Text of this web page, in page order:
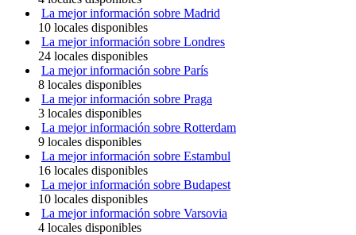
La mejor información sobre Madrid
10 locales disponibles
La mejor información sobre Londres
24 locales disponibles
La mejor información sobre París
8 locales disponibles
La mejor información sobre Praga
3 locales disponibles
La mejor información sobre Rotterdam
9 locales disponibles
La mejor información sobre Estambul
16 locales disponibles
La mejor información sobre Budapest
10 locales disponibles
La mejor información sobre Varsovia
4 locales disponibles